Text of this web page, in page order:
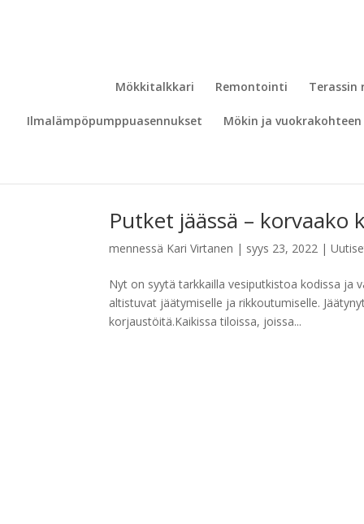
Mökkitalkkari Remontointi Terassin
Ilmalämpöpumppuasennukset Mökin ja
Putket jäässä – korvaako
mennessä Kari Virtanen | syys 23, 2022 |
Nyt on syytä tarkkailla vesiputkistoa kodissa ja
altistuvat jäätymiselle ja rikkoutumiselle.
korjaustöitä.Kaikissa tiloissa, joissa...